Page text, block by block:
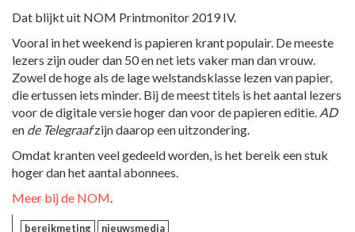
Dat blijkt uit NOM Printmonitor 2019 IV.
Vooral in het weekend is papieren krant populair. De meeste
lezers zijn ouder dan 50 en net iets vaker man dan vrouw.
Zowel de hoge als de lage welstandsklasse lezen van papier,
die ertussen iets minder. Bij de meest titels is het aantal lezers
voor de digitale versie hoger dan voor de papieren editie. AD
en de Telegraafzijn daarop een uitzondering.
Omdat kranten veel gedeeld worden, is het bereik een stuk
hoger dan het aantal abonnees.
Meer bij de NOM
bereikmeting nieuwsmedia